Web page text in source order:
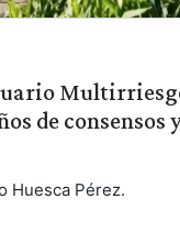
de consensos
Huesca Pérez.